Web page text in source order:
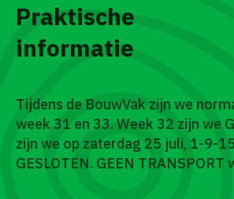
Praktische
informatie
Tijdens de BouwVak zijn we
week 31 en 33. Week 32 zijn we
zijn we op zaterdag 25 juli, 1-9-
GESLOTEN. GEEN